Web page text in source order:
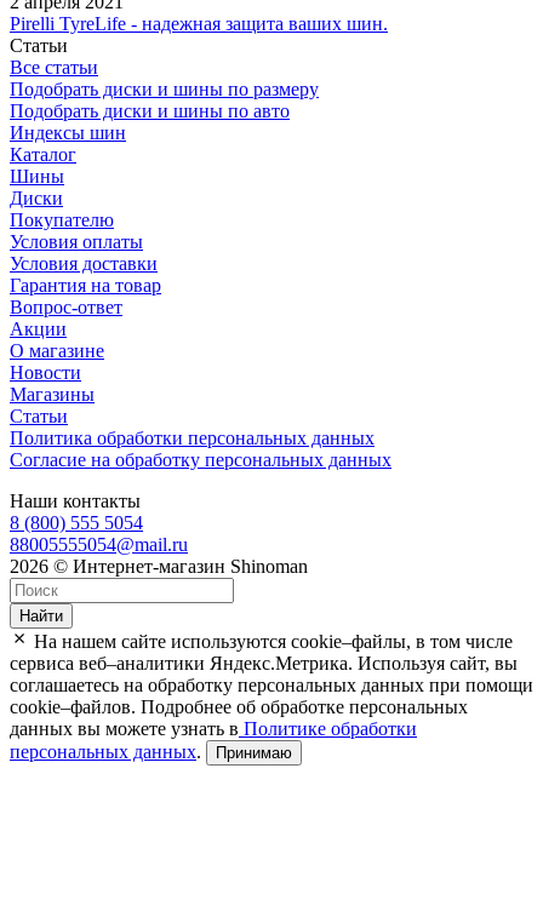
Pirelli TyreLife - надежная защита ваших шин.
Статьи
Все статьи
Подобрать диски и шины по размеру
Подобрать диски и шины по авто
Индексы шин
Каталог
Шины
Диски
Покупателю
Условия оплаты
Условия доставки
Гарантия на товар
Вопрос-ответ
Акции
О магазине
Новости
Магазины
Статьи
Политика обработки персональных данных
Согласие на обработку персональных данных
Наши контакты
8 (800) 555 5054
88005555054@mail.ru
2026 © Интернет-магазин Shinoman
Найти
На нашем сайте используются cookie–файлы, в том числе
сервиса веб–аналитики Яндекс.Метрика. Используя сайт, вы
соглашаетесь на обработку персональных данных при помощи
cookie–файлов. Подробнее об обработке персональных
данных вы можете узнать в Политике обработки
персональных данных. Принимаю